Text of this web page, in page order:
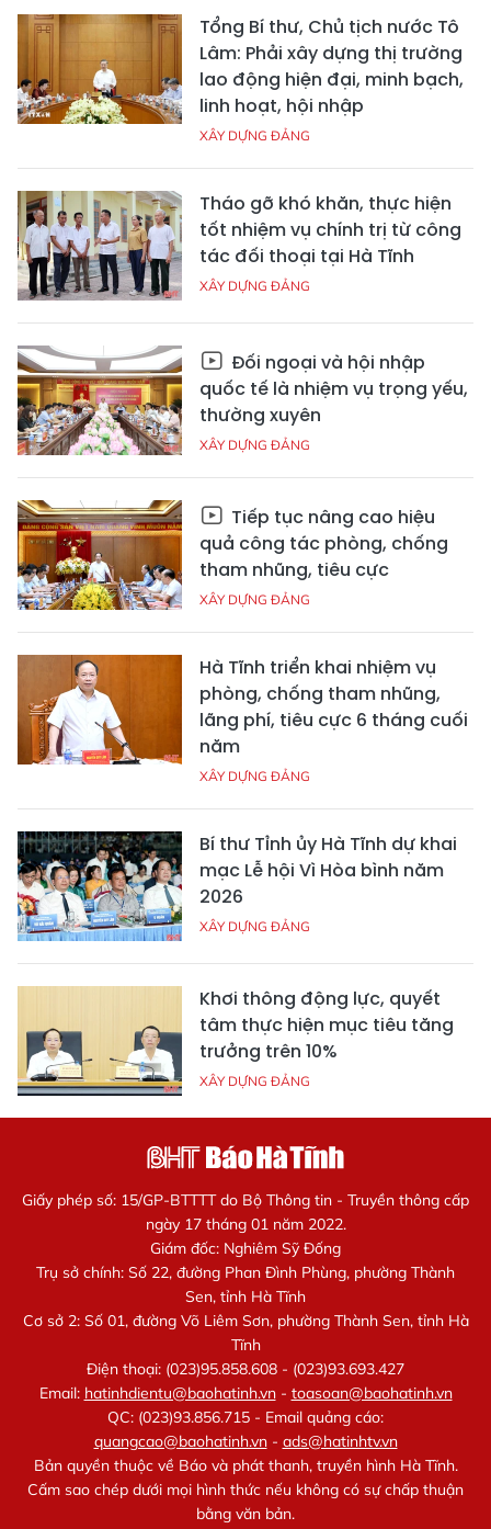
Tổng Bí thư, Chủ tịch nước Tô
Lâm: Phải xây dựng thị trường
lao động hiện đại, minh bạch,
linh hoạt, hội nhập
XÂY DỰNG ĐẢNG
Tháo gỡ khó khăn, thực hiện
tốt nhiệm vụ chính trị từ công
tác đối thoại tại Hà Tĩnh
XÂY DỰNG ĐẢNG
Đối ngoại và hội nhập
quốc tế là nhiệm vụ trọng yếu,
thường xuyên
XÂY DỰNG ĐẢNG
Tiếp tục nâng cao hiệu
quả công tác phòng, chống
tham nhũng, tiêu cực
XÂY DỰNG ĐẢNG
Hà Tĩnh triển khai nhiệm vụ
phòng, chống tham nhũng,
lãng phí, tiêu cực 6 tháng cuối
năm
XÂY DỰNG ĐẢNG
Bí thư Tỉnh ủy Hà Tĩnh dự khai
mạc Lễ hội Vì Hòa bình năm
2026
XÂY DỰNG ĐẢNG
Khơi thông động lực, quyết
tâm thực hiện mục tiêu tăng
trưởng trên 10%
XÂY DỰNG ĐẢNG
Giấy phép số: 15/GP-BTTTT do Bộ Thông tin - Truyền thông cấp
ngày 17 tháng 01 năm 2022.
Giám đốc: Nghiêm Sỹ Đống
Trụ sở chính: Số 22, đường Phan Đình Phùng, phường Thành
Sen, tỉnh Hà Tĩnh
Cơ sở 2: Số 01, đường Võ Liêm Sơn, phường Thành Sen, tỉnh Hà
Tĩnh
Điện thoại: (023)95.858.608 - (023)93.693.427
Email: hatinhdientu@baohatinh.vn- toasoan@baohatinh.vn
QC: (023)93.856.715 - Email quảng cáo:
quangcao@baohatinh.vn- ads@hatinhtv.vn
Bản quyền thuộc về Báo và phát thanh, truyền hình Hà Tĩnh.
Cấm sao chép dưới mọi hình thức nếu không có sự chấp thuận
bằng văn bản.